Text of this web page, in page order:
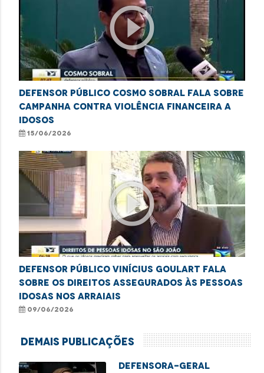
play_circle_outline
Defensor público Cosmo Sobral fala sobre
campanha contra violência financeira a
idosos
15/06/2026
play_circle_outline
Defensor público Vinícius Goulart fala
sobre os direitos assegurados às pessoas
idosas nos arraiais
09/06/2026
Demais Publicações
Defensora-geral